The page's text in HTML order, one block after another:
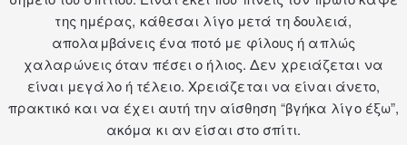
της ημέρας, κάθεσαι λίγο μετά τη δουλειά,
απολαμβάνεις ένα ποτό με φίλους ή απλώς
χαλαρώνεις όταν πέσει ο ήλιος. Δεν χρειάζεται να
είναι μεγάλο ή τέλειο. Χρειάζεται να είναι άνετο,
πρακτικό και να έχει αυτή την αίσθηση “βγήκα λίγο έξω”,
ακόμα κι αν είσαι στο σπίτι.